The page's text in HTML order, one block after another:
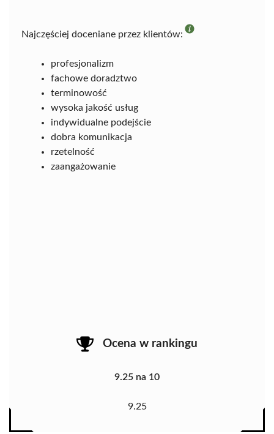
Najczęściej doceniane przez klientów:
profesjonalizm
fachowe doradztwo
terminowość
wysoka jakość usług
indywidualne podejście
dobra komunikacja
rzetelność
zaangażowanie
Ocena w rankingu
9.25 na 10
9.25